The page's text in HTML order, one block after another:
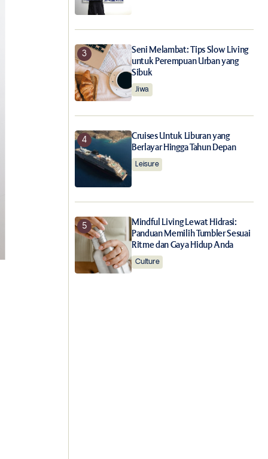
Seni Melambat: Tips Slow Living
untuk Perempuan Urban yang
Sibuk
Jiwa
Cruises Untuk Liburan yang
Berlayar Hingga Tahun Depan
Leisure
Mindful Living Lewat Hidrasi:
Panduan Memilih Tumbler Sesuai
Ritme dan Gaya Hidup Anda
Culture